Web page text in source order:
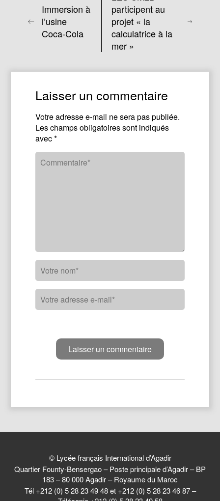
Immersion à
l’usine
Coca-Cola
participent au
projet « la
calculatrice à la
mer »
Laisser un commentaire
Votre adresse e-mail ne sera pas publiée.
Les champs obligatoires sont indiqués
avec*
© Lycée français International d’Agadir
Quartier Founty-Bensergao – Poste principale d’Agadir – BP
183 – 80 000 Agadir – Royaume du Maroc
Tél +212 (0) 5 28 23 49 48 et +212 (0) 5 28 23 46 87 –